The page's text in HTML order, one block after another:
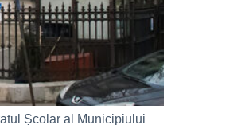
Școlar al Municipiului